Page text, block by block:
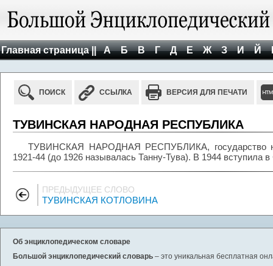
Главная страница || А Б В Г Д Е Ж З И Й
ПОИСК ССЫЛКА ВЕРСИЯ ДЛЯ ПЕЧАТИ
ТУВИНСКАЯ НАРОДНАЯ РЕСПУБЛИКА
ТУВИНСКАЯ НАРОДНАЯ РЕСПУБЛИКА, государство на
1921-44 (до 1926 называлась Танну-Тува). В 1944
ПРЕДЫДУЩЕЕ СЛОВО
ТУВИНСКАЯ КОТЛОВИНА
Об энциклопедическом словаре
Большой энциклопедический словарь – это уникальная бесплатная